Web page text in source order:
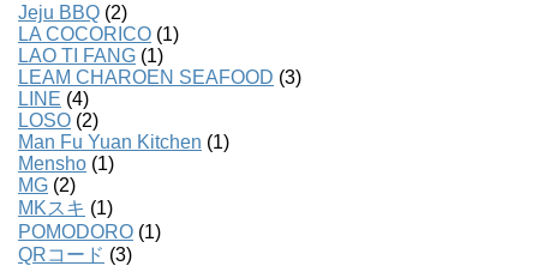
Jeju BBQ (2)
LA COCORICO (1)
LAO TI FANG (1)
LEAM CHAROEN SEAFOOD (3)
LINE (4)
LOSO (2)
Man Fu Yuan Kitchen (1)
Mensho (1)
MG (2)
MKスキ (1)
POMODORO (1)
QRコード (3)